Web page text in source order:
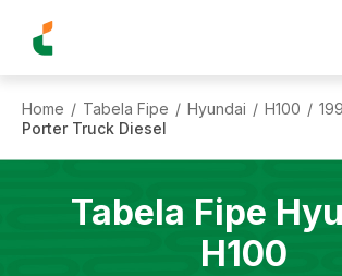
Home / Tabela Fipe / Hyundai / H100 /
Porter Truck Diesel
Tabela Fipe
H100